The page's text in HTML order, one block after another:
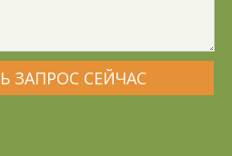
ЗАПРОС СЕЙЧАС